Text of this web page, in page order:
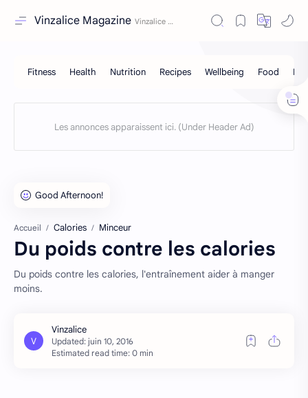
Vinzalice Magazine
Accueil Calories Minceur
Du poids contre les calories
Du poids contre les calories, l'entraînement aider à manger
moins.
Estimated read time: 0 min